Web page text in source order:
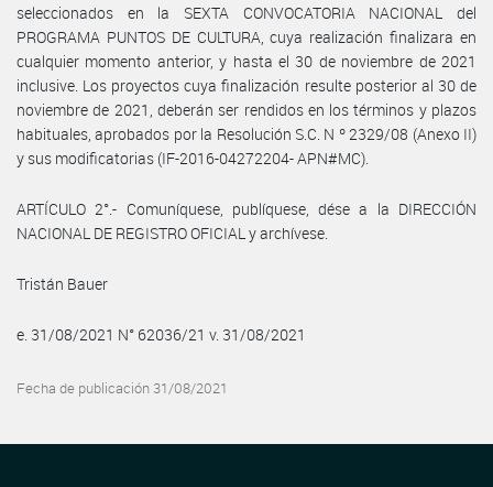
seleccionados en la SEXTA CONVOCATORIA NACIONAL del
PROGRAMA PUNTOS DE CULTURA, cuya realización finalizara en
cualquier momento anterior, y hasta el 30 de noviembre de 2021
inclusive. Los proyectos cuya finalización resulte posterior al 30 de
noviembre de 2021, deberán ser rendidos en los términos y plazos
habituales, aprobados por la Resolución S.C. N º 2329/08 (Anexo II)
y sus modificatorias (IF-2016-04272204- APN#MC).
ARTÍCULO 2°.- Comuníquese, publíquese, dése a la DIRECCIÓN
NACIONAL DE REGISTRO OFICIAL y archívese.
Tristán Bauer
e. 31/08/2021 N° 62036/21 v. 31/08/2021
Fecha de publicación 31/08/2021